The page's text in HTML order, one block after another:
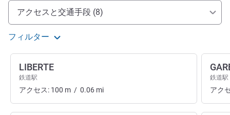
アクセスと交通機関
アクセスと交通手段 (8)
フィルター
LIBERTE
鉄道駅
アクセス: 100 m / 0.06 mi
鉄道駅
アク